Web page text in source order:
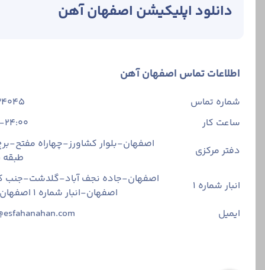
· محصول را از
· مستقیما به
· از طریق
· به فضای
هر خریدار با توجه به شرایط،
دانلود اپلیکیشن اصفهان آهن
اطلاعات تماس اصفهان آهن
شماره تماس
ساعت کار
24:00
دفتر مرکزی
اصفهان-بلوار کشاورز-چهاراه مفتح-
انبار شماره 1
اصفهان-جاده نجف آباد-گلدشت-جنب
اصفهان-انبار شماره ۱ اصفهان آهن
ایمیل